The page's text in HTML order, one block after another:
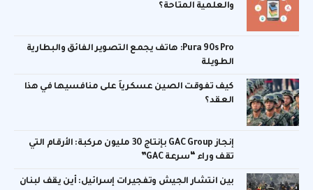
والعلمية المتاحة؟
Pura 90s Pro: هاتف يجمع التصوير الفائق والبطارية
الطويلة
كيف تفوقت الصين عسكرياً على منافسيها في هذا
العقد؟
إنجاز GAC Group بإنتاج 30 مليون مركبة: الأرقام التي
تقف وراء “سرعة GAC”
بين انتشار الجيش وتفجيرات إسرائيل: أين يقف لبنان